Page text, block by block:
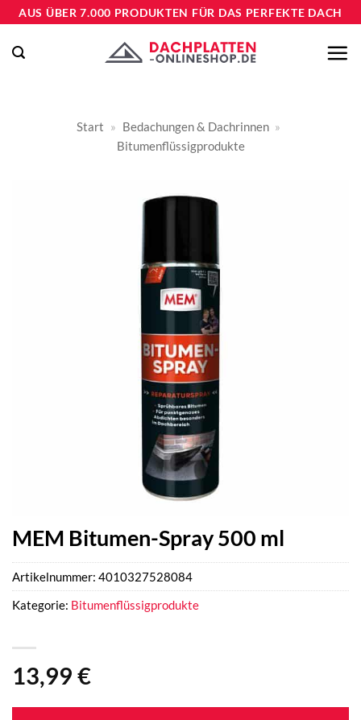
Zum
springen
AUS ÜBER 7.000 PRODUKTEN FÜR DAS PERFEKTE DACH
Start » Bedachungen & Dachrinnen »
Bitumenflüssigprodukte
MEM Bitumen-Spray 500 ml
13,99 €
Artikelnummer: 4010327528084
Kategorie: Bitumenflüssigprodukte